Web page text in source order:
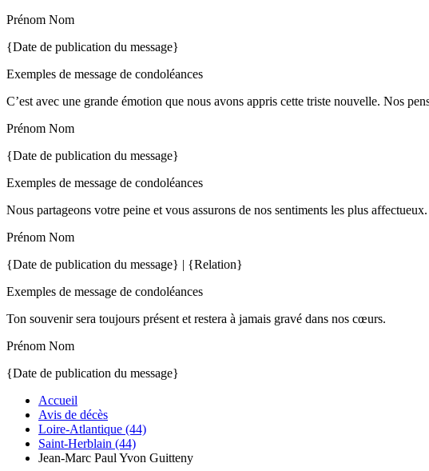
Prénom Nom
{Date de publication du message}
Exemples de message de condoléances
C’est avec une grande émotion que nous avons appris cette triste nouvelle. Nos
Prénom Nom
{Date de publication du message}
Exemples de message de condoléances
Nous partageons votre peine et vous assurons de nos sentiments les plus affectueux.
Prénom Nom
{Date de publication du message} | {Relation}
Exemples de message de condoléances
Ton souvenir sera toujours présent et restera à jamais gravé dans nos cœurs.
Prénom Nom
{Date de publication du message}
Accueil
Avis de décès
Loire-Atlantique (44)
Saint-Herblain (44)
Jean-Marc Paul Yvon Guitteny